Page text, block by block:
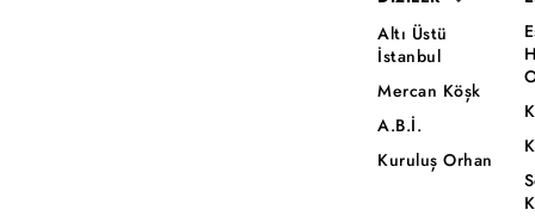
Altı Üstü
İstanbul
Mercan Köşk
A.B.İ.
Kuruluş Orhan